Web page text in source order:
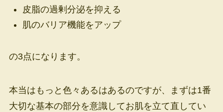
皮脂の過剰分泌を抑える
肌のバリア機能をアップ
の3点になります。
本当はもっと色々あるはあるのですが、まずは1番
大切な基本の部分を意識してお肌を立て直してい